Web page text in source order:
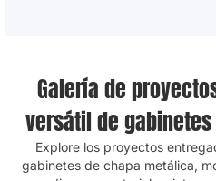
Galería de
versátil de
Explore los proyectos